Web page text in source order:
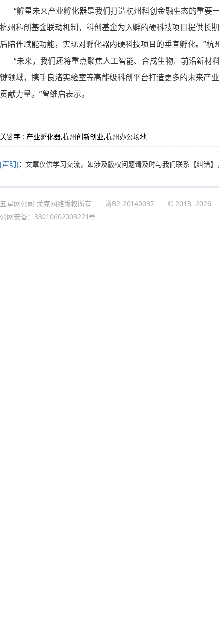
“孵星未来产业孵化器是我们打造杭州科创金融生态的重要
杭州科创基金联动机制，科创基金为入孵的硬科技项目提供长
后陪伴赋能功能，实现对孵化器内硬科技项目的垂直孵化。”杭
“未来，我们还将重点聚焦人工智能、合成生物、前沿新材
键领域，携手良渚实验室等高能级科创平台打造更多的未来产
贡献力量。”曾维启表示。
关键字 : 产业孵化器,杭州创新创业,杭州办公场地
[声明]：文章仅供学习交流，如涉及版权问题请及时与我们联系 【纠错】
五星网公司-荣克网络版权所有 浙B2-20140037 © 2013 -2026
公网安备：33010602003221号